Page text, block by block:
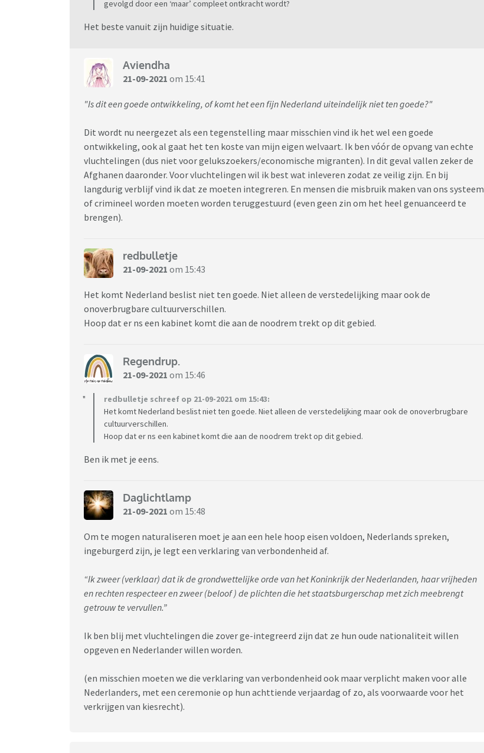
gevolgd door een ‘maar’ compleet ontkracht wordt?
Het beste vanuit zijn huidige situatie.
Aviendha
21-09-2021 om 15:41
"Is dit een goede ontwikkeling, of komt het een fijn Nederland uiteindelijk niet ten goede?"
Dit wordt nu neergezet als een tegenstelling maar misschien vind ik het wel een goede
ontwikkeling, ook al gaat het ten koste van mijn eigen welvaart. Ik ben vóór de opvang van echte
vluchtelingen (dus niet voor gelukszoekers/economische migranten). In dit geval vallen zeker de
Afghanen daaronder. Voor vluchtelingen wil ik best wat inleveren zodat ze veilig zijn. En bij
langdurig verblijf vind ik dat ze moeten integreren. En mensen die misbruik maken van ons systeem
of crimineel worden moeten worden teruggestuurd (even geen zin om het heel genuanceerd te
brengen).
redbulletje
21-09-2021 om 15:43
Het komt Nederland beslist niet ten goede. Niet alleen de verstedelijking maar ook de
onoverbrugbare cultuurverschillen.
Hoop dat er ns een kabinet komt die aan de noodrem trekt op dit gebied.
Regendrup.
21-09-2021 om 15:46
redbulletje schreef op 21-09-2021 om 15:43:
Het komt Nederland beslist niet ten goede. Niet alleen de verstedelijking maar ook de onoverbrugbare
cultuurverschillen.
Hoop dat er ns een kabinet komt die aan de noodrem trekt op dit gebied.
Ben ik met je eens.
Daglichtlamp
21-09-2021 om 15:48
Om te mogen naturaliseren moet je aan een hele hoop eisen voldoen, Nederlands spreken,
ingeburgerd zijn, je legt een verklaring van verbondenheid af.
“Ik zweer (verklaar) dat ik de grondwettelijke orde van het Koninkrijk der Nederlanden, haar vrijheden
en rechten respecteer en zweer (beloof ) de plichten die het staatsburgerschap met zich meebrengt
getrouw te vervullen.”
Ik ben blij met vluchtelingen die zover ge-integreerd zijn dat ze hun oude nationaliteit willen
opgeven en Nederlander willen worden.
(en misschien moeten we die verklaring van verbondenheid ook maar verplicht maken voor alle
Nederlanders, met een ceremonie op hun achttiende verjaardag of zo, als voorwaarde voor het
verkrijgen van kiesrecht).